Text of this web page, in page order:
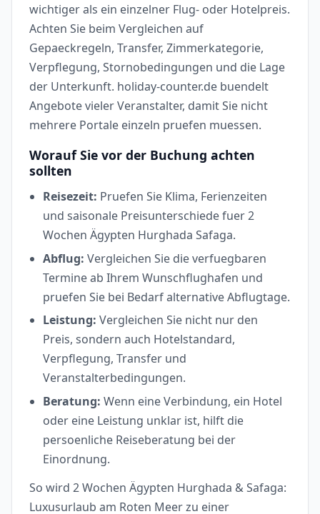
wichtiger als ein einzelner Flug- oder Hotelpreis.
Achten Sie beim Vergleichen auf
Gepaeckregeln, Transfer, Zimmerkategorie,
Verpflegung, Stornobedingungen und die Lage
der Unterkunft. holiday-counter.de buendelt
Angebote vieler Veranstalter, damit Sie nicht
mehrere Portale einzeln pruefen muessen.
Worauf Sie vor der Buchung achten
sollten
Reisezeit: Pruefen Sie Klima, Ferienzeiten
und saisonale Preisunterschiede fuer 2
Wochen Ägypten Hurghada Safaga.
Abflug: Vergleichen Sie die verfuegbaren
Termine ab Ihrem Wunschflughafen und
pruefen Sie bei Bedarf alternative Abflugtage.
Leistung: Vergleichen Sie nicht nur den
Preis, sondern auch Hotelstandard,
Verpflegung, Transfer und
Veranstalterbedingungen.
Beratung: Wenn eine Verbindung, ein Hotel
oder eine Leistung unklar ist, hilft die
persoenliche Reiseberatung bei der
Einordnung.
So wird 2 Wochen Ägypten Hurghada & Safaga:
Luxusurlaub am Roten Meer zu einer